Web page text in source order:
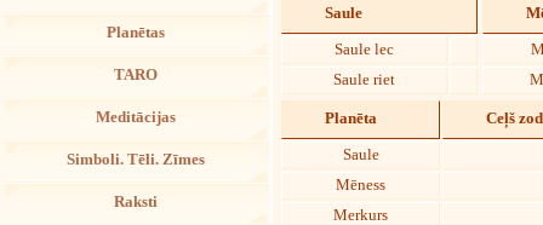
Planētas
TARO
Meditācijas
Simboli. Tēli. Zīmes
Raksti
Saule
Saule lec
Saule riet
Planēta Ceļš
Saule
Mēness
Merkurs